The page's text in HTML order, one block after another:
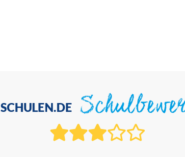
SCHULEN.DE